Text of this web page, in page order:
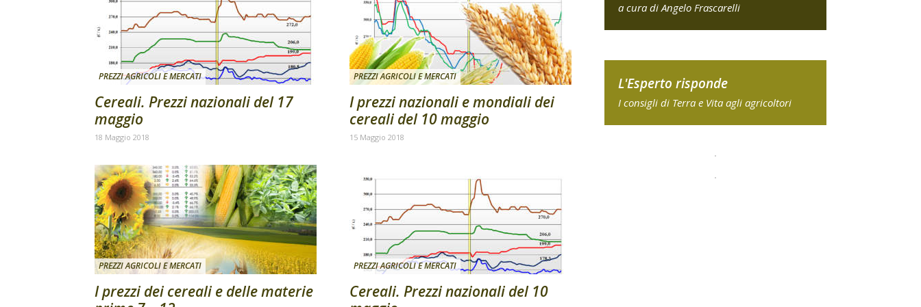
PREZZI AGRICOLI E MERCATI
Cereali. Prezzi nazionali del 17
maggio
18 Maggio 2018
PREZZI AGRICOLI E MERCATI
I prezzi nazionali e mondiali dei
cereali del 10 maggio
15 Maggio 2018
PREZZI AGRICOLI E MERCATI
I prezzi dei cereali e delle materie
PREZZI AGRICOLI E MERCATI
Cereali. Prezzi nazionali del 10
a cura di Angelo Frascarelli
L'Esperto risponde
I consigli di Terra e Vita agli agricoltori